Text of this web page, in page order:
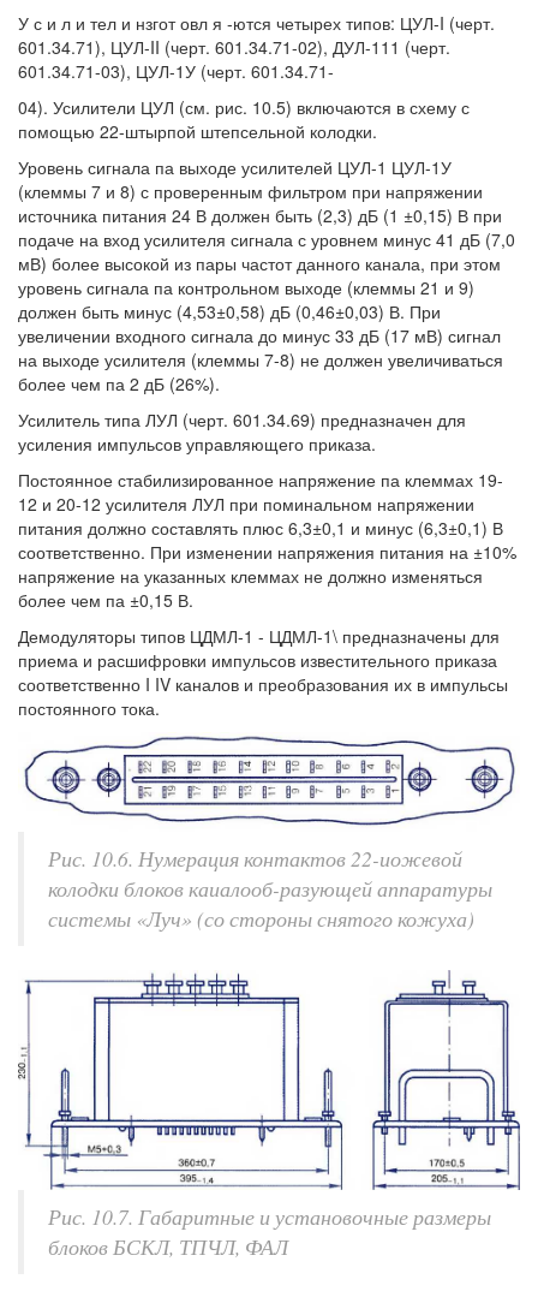
У с и л и тел и нзгот овл я -ются четырех типов: ЦУЛ-I (черт.
601.34.71), ЦУЛ-II (черт. 601.34.71-02), ДУЛ-111 (черт.
601.34.71-03), ЦУЛ-1У (черт. 601.34.71-
04). Усилители ЦУЛ (см. рис. 10.5) включаются в схему с
помощью 22-штырпой штепсельной колодки.
Уровень сигнала па выходе усилителей ЦУЛ-1 ЦУЛ-1У
(клеммы 7 и 8) с проверенным фильтром при напряжении
источника питания 24 В должен быть (2,3) дБ (1 ±0,15) В при
подаче на вход усилителя сигнала с уровнем минус 41 дБ (7,0
мВ) более высокой из пары частот данного канала, при этом
уровень сигнала па контрольном выходе (клеммы 21 и 9)
должен быть минус (4,53±0,58) дБ (0,46±0,03) В. При
увеличении входного сигнала до минус 33 дБ (17 мВ) сигнал
на выходе усилителя (клеммы 7-8) не должен увеличиваться
более чем па 2 дБ (26%).
Усилитель типа ЛУЛ (черт. 601.34.69) предназначен для
усиления импульсов управляющего приказа.
Постоянное стабилизированное напряжение па клеммах 19-
12 и 20-12 усилителя ЛУЛ при поминальном напряжении
питания должно составлять плюс 6,3±0,1 и минус (6,3±0,1) В
соответственно. При изменении напряжения питания на ±10%
напряжение на указанных клеммах не должно изменяться
более чем па ±0,15 В.
Демодуляторы типов ЦДМЛ-1 - ЦДМЛ-1\ предназначены для
приема и расшифровки импульсов известительного приказа
соответственно I IV каналов и преобразования их в импульсы
постоянного тока.
Рис. 10.6. Нумерация контактов 22-иожевой
колодки блоков каиалооб-разующей аппаратуры
системы «Луч» (со стороны снятого кожуха)
Рис. 10.7. Габаритные и установочные размеры
блоков БСКЛ, ТПЧЛ, ФАЛ